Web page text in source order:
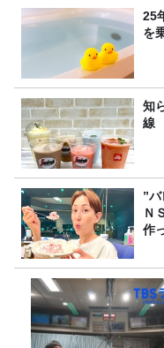
25
を
知
線
”
Ｎ
作